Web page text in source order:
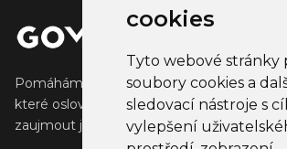
cookies
Tyto webové stránky
soubory cookies a
sledovací nástroje s
vylepšení
Pomáháme tvůrcům vytvářet a prodávat
které oslovuje jejich fanoušky. Pomáháme
zaujmout jejich klienty, partnery a